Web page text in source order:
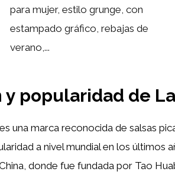
para mujer, estilo grunge, con
estampado gráfico, rebajas de
verano,...
y popularidad de
es una marca reconocida de salsas
a nivel mundial en los últimos
donde fue fundada por Tao